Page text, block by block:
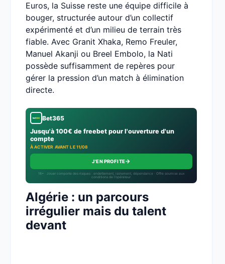
Euros, la Suisse reste une équipe difficile à
bouger, structurée autour d’un collectif
expérimenté et d’un milieu de terrain très
fiable. Avec Granit Xhaka, Remo Freuler,
Manuel Akanji ou Breel Embolo, la Nati
possède suffisamment de repères pour
gérer la pression d’un match à élimination
directe.
Bet365
Jusqu'à 100€ de freebet pour l'ouverture d'un
compte
À ACTIVER AVANT LE 11/08
J'EN PROFITE→
18+ · Jouer comporte des risques : endettement, isolement, dépendance · Offre soumise aux
conditions de l’opérateur.
Algérie : un parcours
irrégulier mais du talent
devant